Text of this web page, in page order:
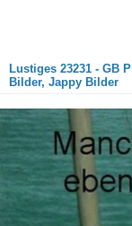
Lustiges 23231 - GB
Bilder, Jappy Bilder